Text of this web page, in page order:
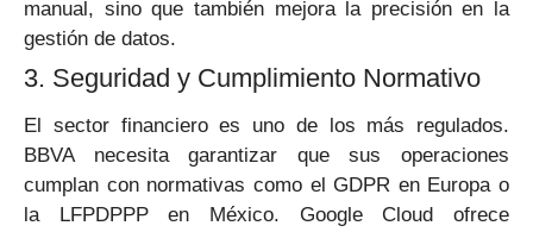
manual, sino que también mejora la precisión en la
gestión de datos.
3. Seguridad y Cumplimiento Normativo
El sector financiero es uno de los más regulados.
BBVA necesita garantizar que sus operaciones
cumplan con normativas como el GDPR en Europa o
la LFPDPPP en México. Google Cloud ofrece